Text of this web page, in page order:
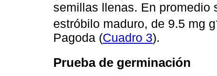
semillas llenas. En promedio
estróbilo maduro, de 9.5 mg g
Pagoda (Cuadro 3).
Prueba de germinación